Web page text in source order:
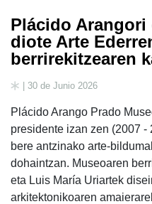
Plácido
diote Arte
berrirekitzearen
| 30 de Junio 2026
Plácido Arango Prado
presidente izan zen (2007 -
bere antzinako arte-
dohaintzan. Museoaren
eta Luis María Uriartek
arkitektonikoaren